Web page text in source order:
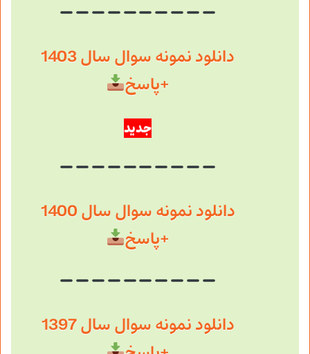
دانلود نمونه سوال سال 1403
+پاسخ
جدید
دانلود نمونه سوال سال 1400
+پاسخ
دانلود نمونه سوال سال 1397